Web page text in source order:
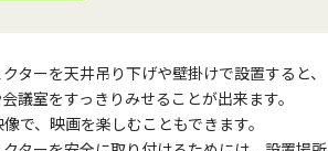
ターを天井吊り下げや壁掛けで設置すると、
議室をすっきりみせることが出来ます。
で、映画を楽しむこともできます。